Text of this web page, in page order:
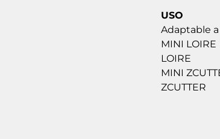
USO
Adaptable
MINI LOIRE
LOIRE
MINI
ZCUTTER